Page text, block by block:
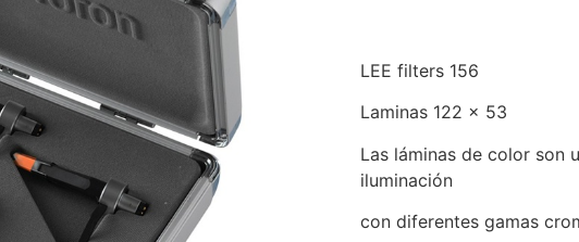
LEE filters 156
Laminas 122 x 53
Las láminas de color son
iluminación
con diferentes gamas